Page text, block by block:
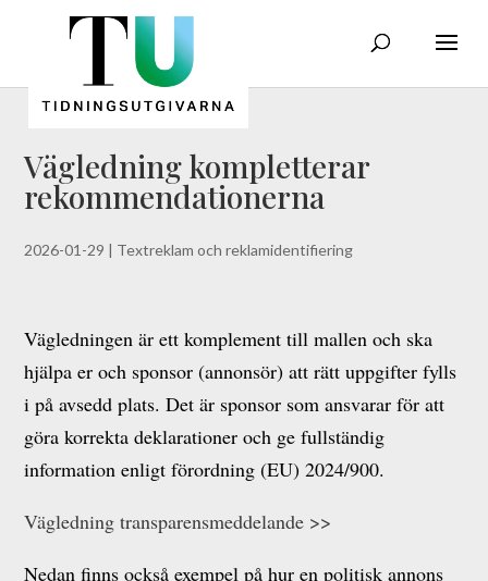
Vägledning kompletterar
rekommendationerna
2026-01-29 | Textreklam och reklamidentifiering
Vägledningen är ett komplement till mallen och ska
hjälpa er och sponsor (annonsör) att rätt uppgifter fylls
i på avsedd plats. Det är sponsor som ansvarar för att
göra korrekta deklarationer och ge fullständig
information enligt förordning (EU) 2024/900.
Vägledning transparensmeddelande >>
Nedan finns också exempel på hur en politisk annons